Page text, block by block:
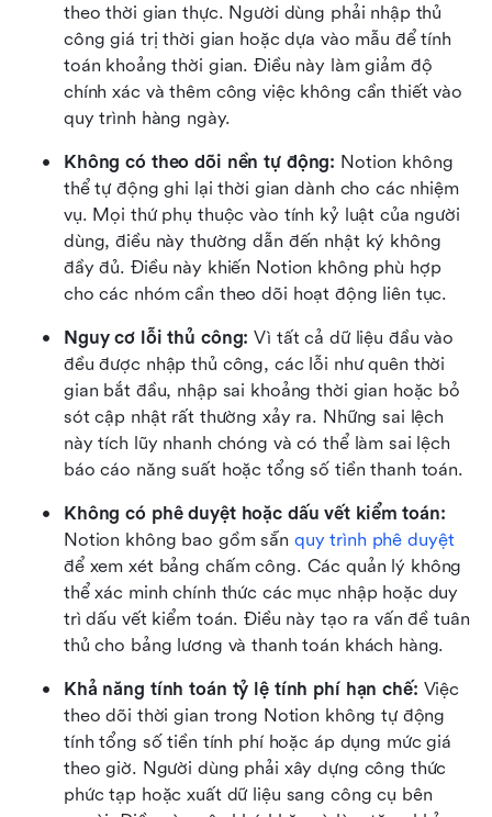
theo thời gian thực. Người dùng phải nhập thủ
công giá trị thời gian hoặc dựa vào mẫu để tính
toán khoảng thời gian. Điều này làm giảm độ
chính xác và thêm công việc không cần thiết vào
quy trình hàng ngày.
Không có theo dõi nền tự động: Notion không
thể tự động ghi lại thời gian dành cho các nhiệm
vụ. Mọi thứ phụ thuộc vào tính kỷ luật của người
dùng, điều này thường dẫn đến nhật ký không
đầy đủ. Điều này khiến Notion không phù hợp
cho các nhóm cần theo dõi hoạt động liên tục.
Nguy cơ lỗi thủ công: Vì tất cả dữ liệu đầu vào
đều được nhập thủ công, các lỗi như quên thời
gian bắt đầu, nhập sai khoảng thời gian hoặc bỏ
sót cập nhật rất thường xảy ra. Những sai lệch
này tích lũy nhanh chóng và có thể làm sai lệch
báo cáo năng suất hoặc tổng số tiền thanh toán.
Notion không bao gồm sẵn quy trình phê duyệt
để xem xét bảng chấm công. Các quản lý không
thể xác minh chính thức các mục nhập hoặc duy
trì dấu vết kiểm toán. Điều này tạo ra vấn đề tuân
thủ cho bảng lương và thanh toán khách hàng.
Khả năng tính toán tỷ lệ tính phí hạn chế: Việc
theo dõi thời gian trong Notion không tự động
tính tổng số tiền tính phí hoặc áp dụng mức giá
theo giờ. Người dùng phải xây dựng công thức
phức tạp hoặc xuất dữ liệu sang công cụ bên